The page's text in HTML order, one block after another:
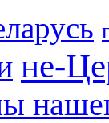
не-